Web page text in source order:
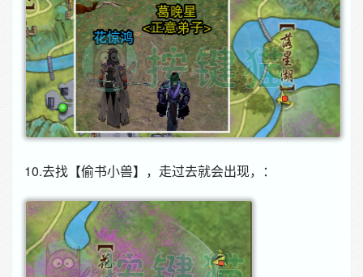
10.去找【偷书小兽】，走过去就会出现，：